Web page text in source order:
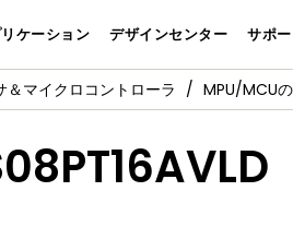
ケーション デザインセンター サポ
＆マイクロコントローラ MPU/MCU